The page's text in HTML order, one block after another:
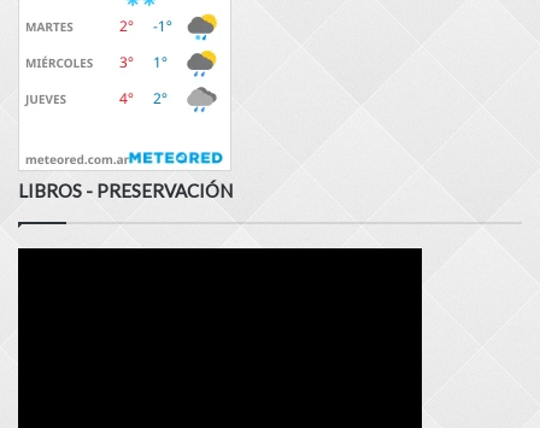
LIBROS - PRESERVACIÓN